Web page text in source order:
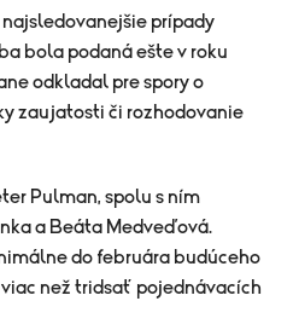
prípady
bola podaná ešte v roku
odkladal pre spory o
zaujatosti či rozhodovanie
Pulman, spolu s ním
a Beáta Medveďová.
do februára budúceho
než tridsať pojednávacích